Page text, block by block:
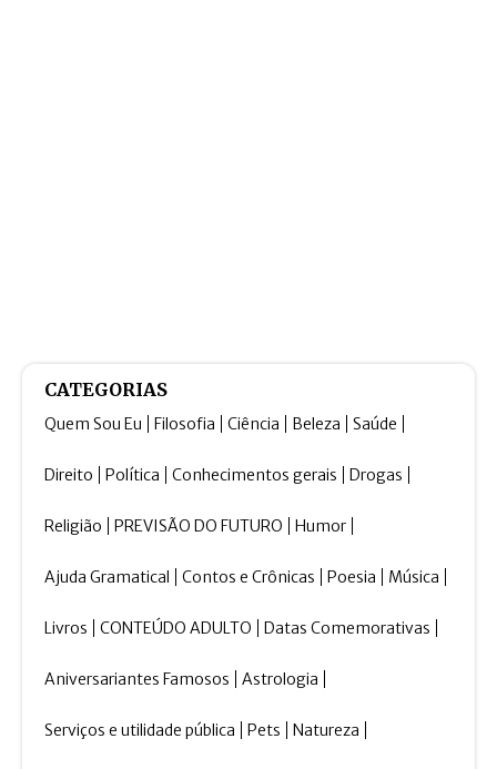
CATEGORIAS
Quem Sou Eu Filosofia Ciência Beleza Saúde
Direito Política Conhecimentos gerais Drogas
Religião PREVISÃO DO FUTURO Humor
Ajuda Gramatical Contos e Crônicas Poesia Música
Livros CONTEÚDO ADULTO Datas Comemorativas
Aniversariantes Famosos Astrologia
Serviços e utilidade pública Pets Natureza